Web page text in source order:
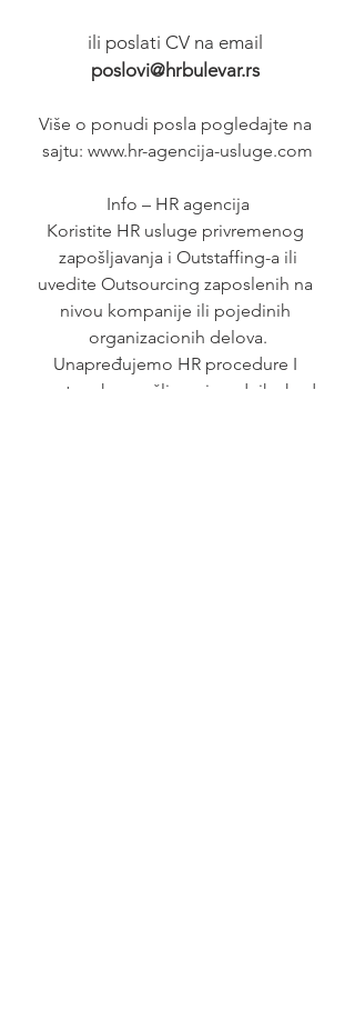
ili poslati CV na email
poslovi@hrbulevar.rs
Više o ponudi posla pogledajte na
sajtu: www.hr-agencija-usluge.com
Info – HR agencija
Koristite HR usluge privremenog
zapošljavanja i Outstaffing-a ili
uvedite Outsourcing zaposlenih na
nivou kompanije ili pojedinih
organizacionih delova.
Unapređujemo HR procedure I
postupak zapošljavanja radnika kod